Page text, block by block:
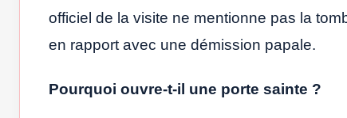
officiel de la visite ne mentionne pas la
en rapport avec une démission papale.
Pourquoi ouvre-t-il une porte sainte ?